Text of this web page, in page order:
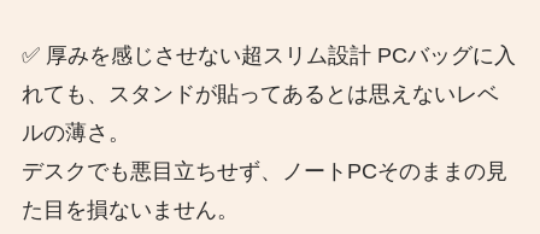
✅ 厚みを感じさせない超スリム設計 PCバッグに入
れても、スタンドが貼ってあるとは思えないレベ
ルの薄さ。
デスクでも悪目立ちせず、ノートPCそのままの見
た目を損ないません。